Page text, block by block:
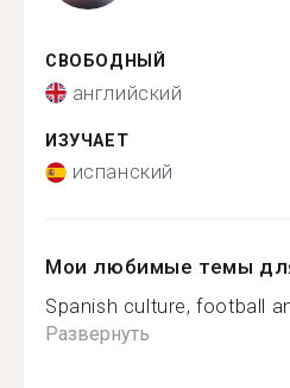
СВОБОДНЫЙ
английский
ИЗУЧАЕТ
испанский
Мои любимые темы
Spanish culture, football
Развернуть